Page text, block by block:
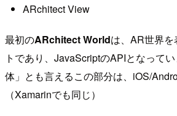
ARchitect View
最初のARchitect Worldは、AR世界
トであり、JavaScriptのAPIとなって
体」とも言えるこの部分は、iOS/
（Xamarinでも同じ）